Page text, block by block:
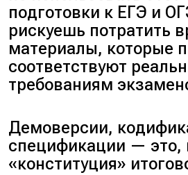
подготовки к ЕГЭ и
рискуешь потратить
материалы, которые
соответствуют
требованиям
Демоверсии,
спецификации — это,
«конституция»